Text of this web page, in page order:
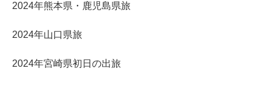
2024年熊本県・鹿児島県旅
2024年山口県旅
2024年宮崎県初日の出旅